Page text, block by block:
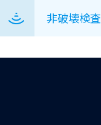
非破壊検査